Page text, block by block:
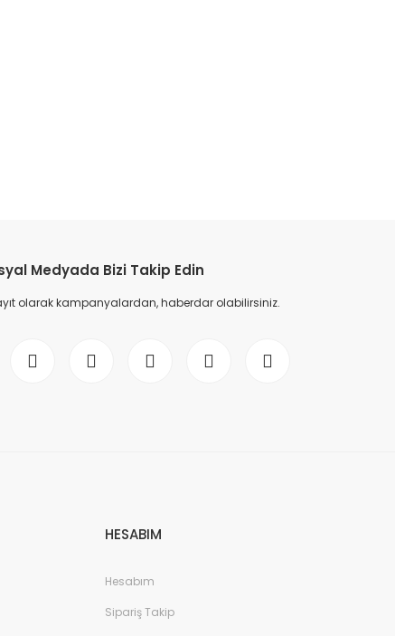
Medyada Bizi Takip Edin
olarak kampanyalardan, haberdar olabilirsiniz.
HESABIM
Hesabım
Sipariş Takip